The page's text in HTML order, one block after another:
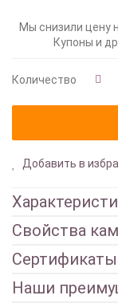
Мы снизили цену
Купоны и
Количество
Добавить в
Свойства
Сертификаты
Наши